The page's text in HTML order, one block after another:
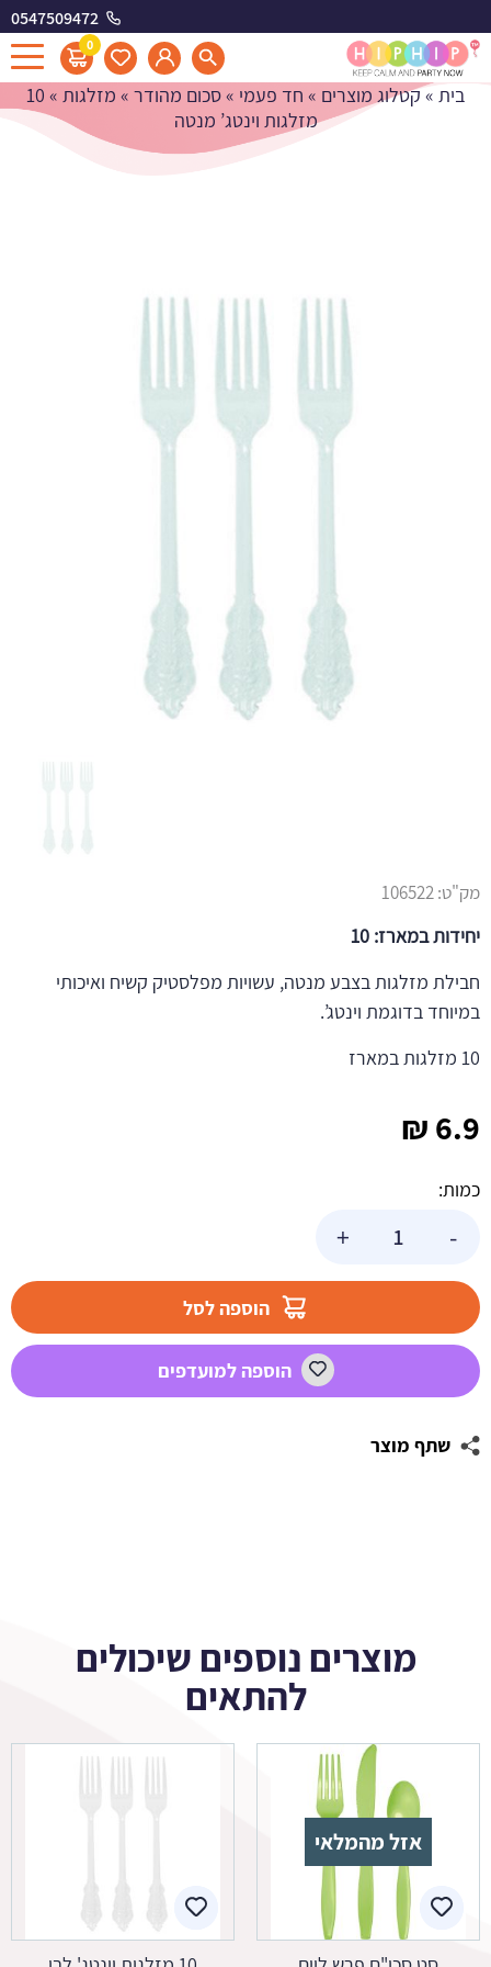
0547509472
0 10 מזלגות וינטג' מנטה
בית »קטלוג מוצרים » חד פעמי »סכום מהודר » מזלגות »
10
מזלגות וינטג’ מנטה
6.9
₪
כמות:
-
מנטה
+
הוספה לסל
הוספה למועדפים
שתף מוצר
מק"ט:106522
יחידות במארז: 10
חבילת מזלגות בצבע מנטה, עשויות מפלסטיק קשיח ואיכותי
במיוחד בדוגמת וינטג’.
10 מזלגות במארז
מוצרים נוספים שיכולים
להתאים
אזל מהמלאי